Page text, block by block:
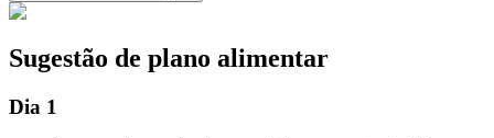
Sugestão de plano alimentar
Dia 1